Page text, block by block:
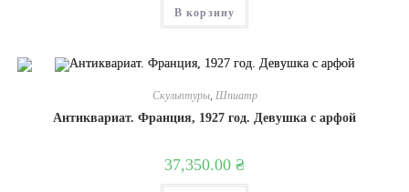
В корзину
Скульптуры, Шпиатр
Антиквариат. Франция, 1927 год. Девушка с арфой
37,350.00 ₴